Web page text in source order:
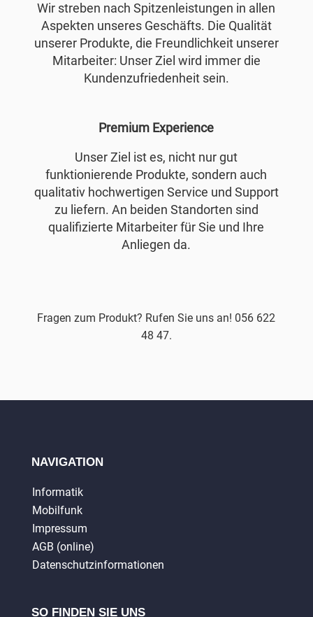
Wir streben nach Spitzenleistungen in allen
Aspekten unseres Geschäfts. Die Qualität
unserer Produkte, die Freundlichkeit unserer
Mitarbeiter: Unser Ziel wird immer die
Kundenzufriedenheit sein.
Premium Experience
Unser Ziel ist es, nicht nur gut
funktionierende Produkte, sondern auch
qualitativ hochwertigen Service und Support
zu liefern. An beiden Standorten sind
qualifizierte Mitarbeiter für Sie und Ihre
Anliegen da.
Fragen zum Produkt? Rufen Sie uns an! 056 622
48 47.
NAVIGATION
Informatik
Mobilfunk
Impressum
AGB (online)
Datenschutzinformationen
SO FINDEN SIE UNS